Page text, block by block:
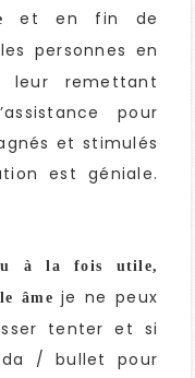
et en fin de
personnes en
leur remettant
pour
et stimulés
est géniale.
à la fois utile,
âme je ne peux
tenter et si
/ bullet pour